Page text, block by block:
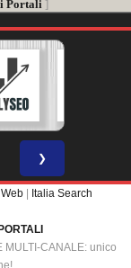
Portali ]
❯
Italia Search
MULTI-CANALE: unico